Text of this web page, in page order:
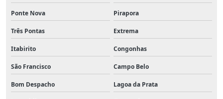
Ponte Nova Pirapora
Três Pontas Extrema
Itabirito Congonhas
São Francisco Campo Belo
Bom Despacho Lagoa da Prata